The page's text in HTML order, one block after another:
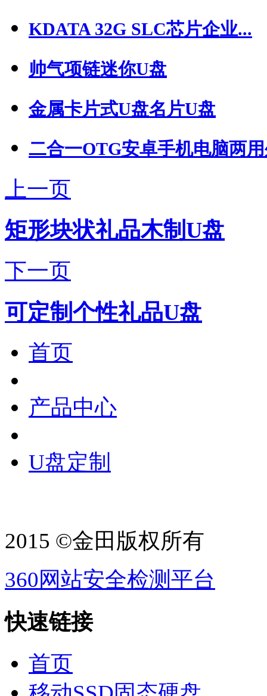
KDATA 32G SLC芯片企业...
帅气项链迷你U盘
金属卡片式U盘名片U盘
二合一OTG安卓手机电脑两
上一页
矩形块状礼品木制U盘
下一页
可定制个性礼品U盘
首页
产品中心
U盘定制
2015 ©金田版权所有
360网站安全检测平台
快速链接
首页